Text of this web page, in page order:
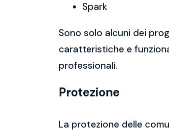
Spark
Sono solo alcuni dei
caratteristiche e
professionali.
Protezione
La protezione delle